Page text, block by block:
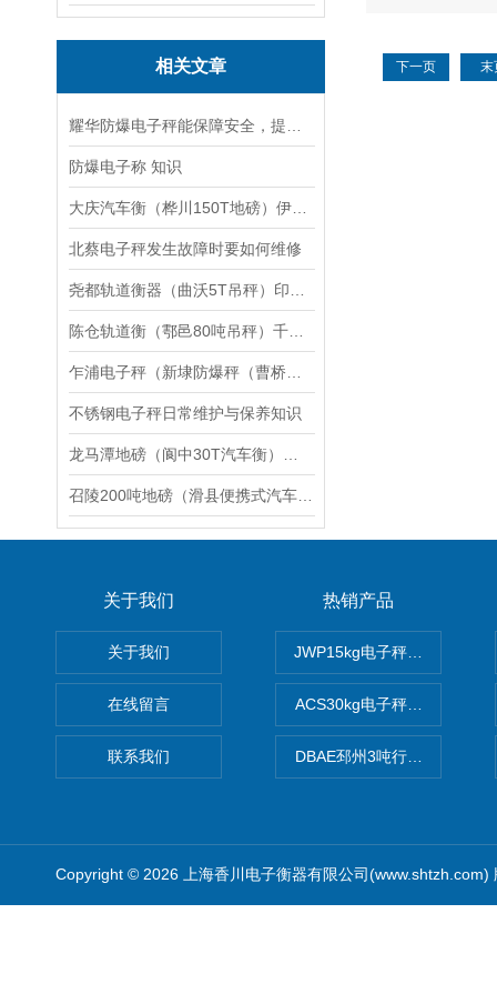
相关文章
防爆电子称 知识
北蔡电子秤发生故障时要如何维修
不锈钢电子秤日常维护与保养知识
下一页 末
关于我们
关于我们
在线留言
联系我们
热销产品
JWP15kg电子秤价格,15公
ACS30kg电子秤价格,30公
DBAE邳州3吨行车电子吊秤
Copyright © 2026 上海香川电子衡器有限公司(www.shtzh.com)